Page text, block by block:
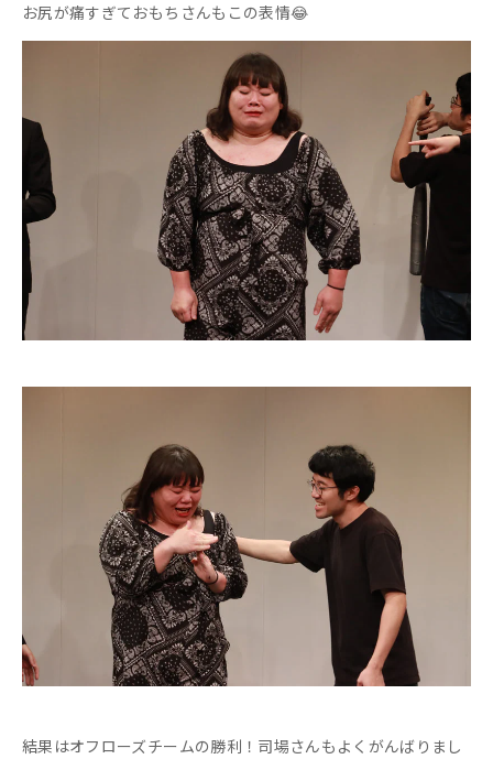
お尻が痛すぎておもちさんもこの表情😂
結果はオフローズチームの勝利！司場さんもよくがんばりまし